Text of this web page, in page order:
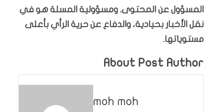
المسؤول عن المحتوى. ومسؤولية المسلة هو في
نقل الأخبار بحيادية، والدفاع عن حرية الرأي بأعلى
مستوياتها.
About Post Author
moh moh